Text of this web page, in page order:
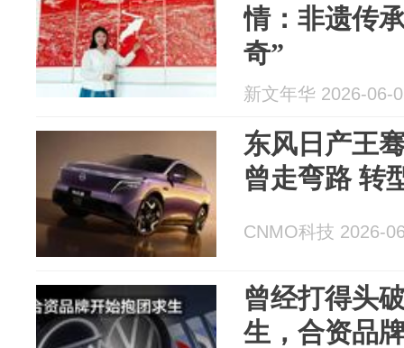
情：非遗传
奇”
新文年华 2026-06-
东风日产王
曾走弯路 转
CNMO科技 2026-
曾经打得头
生，合资品